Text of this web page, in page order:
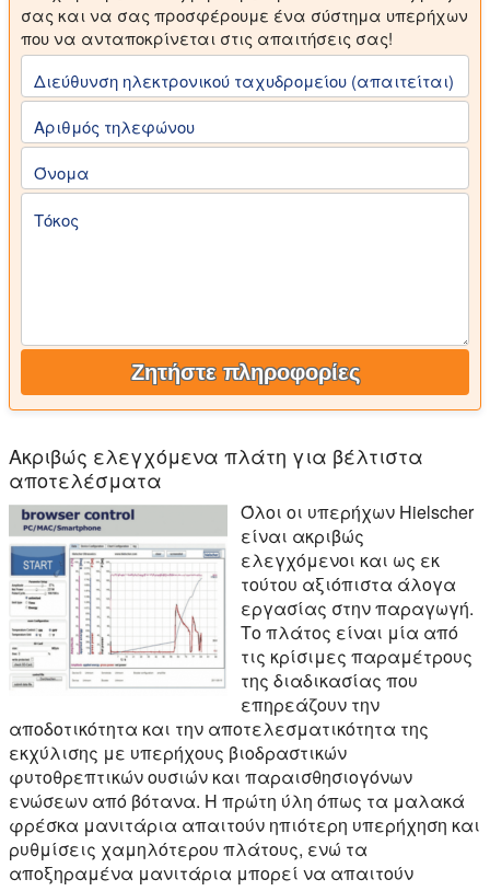
σας και να σας προσφέρουμε ένα σύστημα υπερήχων
που να ανταποκρίνεται στις απαιτήσεις σας!
Διεύθυνση ηλεκτρονικού ταχυδρομείου (απαιτείται)
Αριθμός τηλεφώνου
Όνομα
Τόκος
Ζητήστε πληροφορίες
Ακριβώς ελεγχόμενα πλάτη για βέλτιστα
αποτελέσματα
Όλοι οι υπερήχων Hielscher
είναι ακριβώς
ελεγχόμενοι και ως εκ
τούτου αξιόπιστα άλογα
εργασίας στην παραγωγή.
Το πλάτος είναι μία από
τις κρίσιμες παραμέτρους
της διαδικασίας που
επηρεάζουν την
αποδοτικότητα και την αποτελεσματικότητα της
εκχύλισης με υπερήχους βιοδραστικών
φυτοθρεπτικών ουσιών και παραισθησιογόνων
ενώσεων από βότανα. Η πρώτη ύλη όπως τα μαλακά
φρέσκα μανιτάρια απαιτούν ηπιότερη υπερήχηση και
ρυθμίσεις χαμηλότερου πλάτους, ενώ τα
αποξηραμένα μανιτάρια μπορεί να απαιτούν